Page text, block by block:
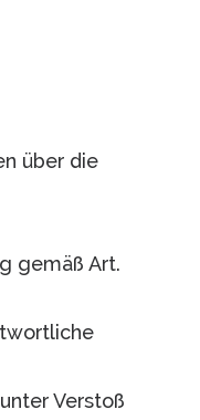
über die
gemäß Art.
Verstoß